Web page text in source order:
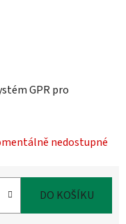
GPR pro
nedostupné
DO KOŠÍKU